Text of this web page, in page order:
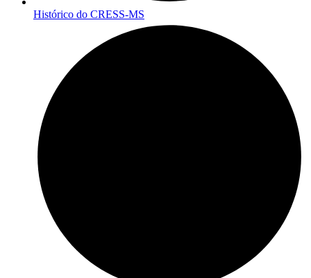
Histórico do CRESS-MS